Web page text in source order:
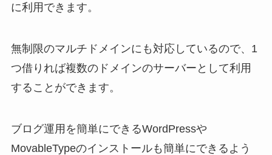
に利用できます。
無制限のマルチドメインにも対応しているので、1
つ借りれば複数のドメインのサーバーとして利用
することができます。
ブログ運用を簡単にできるWordPressや
MovableTypeのインストールも簡単にできるよう